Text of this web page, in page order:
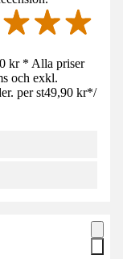
kr * Alla priser
och exkl.
per st49,90 kr*/